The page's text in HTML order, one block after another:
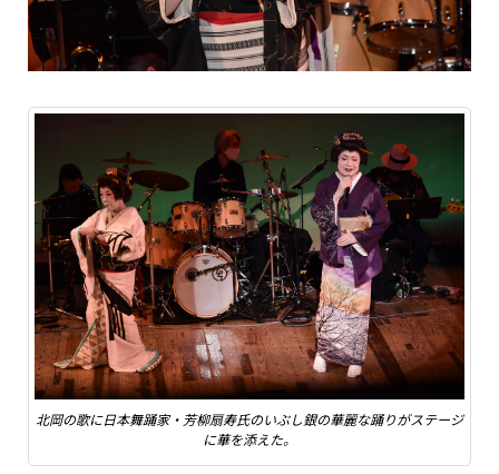
北岡の歌に日本舞踊家・芳柳扇寿氏のいぶし銀の華麗な踊りがステージ
に華を添えた。